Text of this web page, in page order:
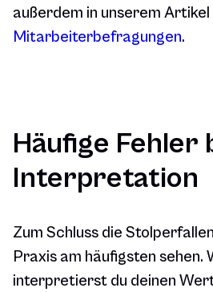
außerdem in unserem Artikel
Mitarbeiterbefragungen.
Häufige Fehler
Interpretation
Zum Schluss die
Praxis am häufigsten sehen.
interpretierst du deinen